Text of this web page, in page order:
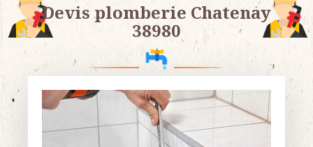
Devis plomberie Chatenay
38980